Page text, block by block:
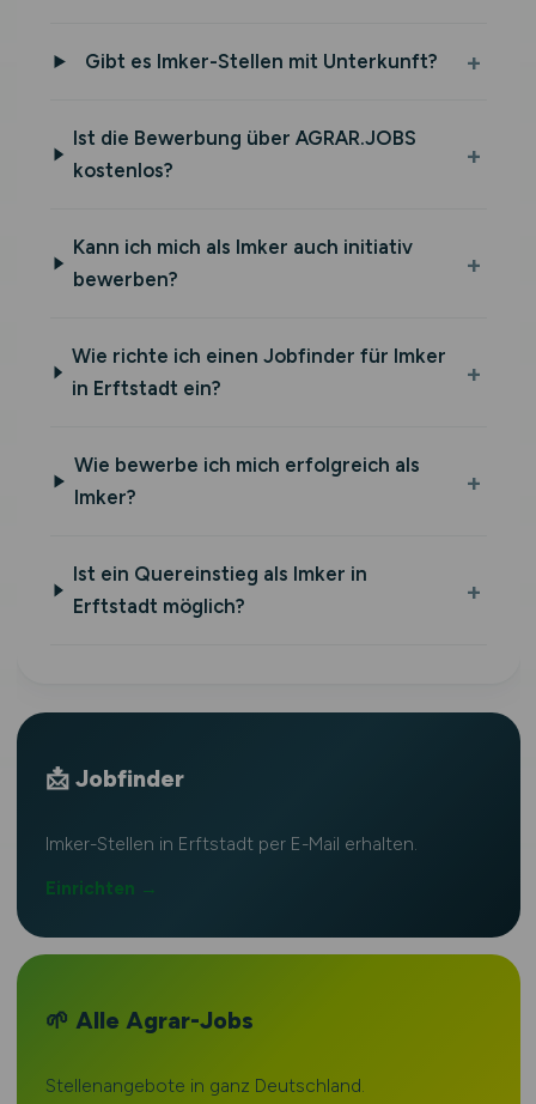
Gibt es Imker-Stellen mit Unterkunft?
Ist die Bewerbung über AGRAR.JOBS
kostenlos?
Kann ich mich als Imker auch initiativ
bewerben?
Wie richte ich einen Jobfinder für Imker
in Erftstadt ein?
Wie bewerbe ich mich erfolgreich als
Imker?
Ist ein Quereinstieg als Imker in
Erftstadt möglich?
📩 Jobfinder
Imker-Stellen in Erftstadt per E-Mail erhalten.
Einrichten →
🌱 Alle Agrar-Jobs
Stellenangebote in ganz Deutschland.